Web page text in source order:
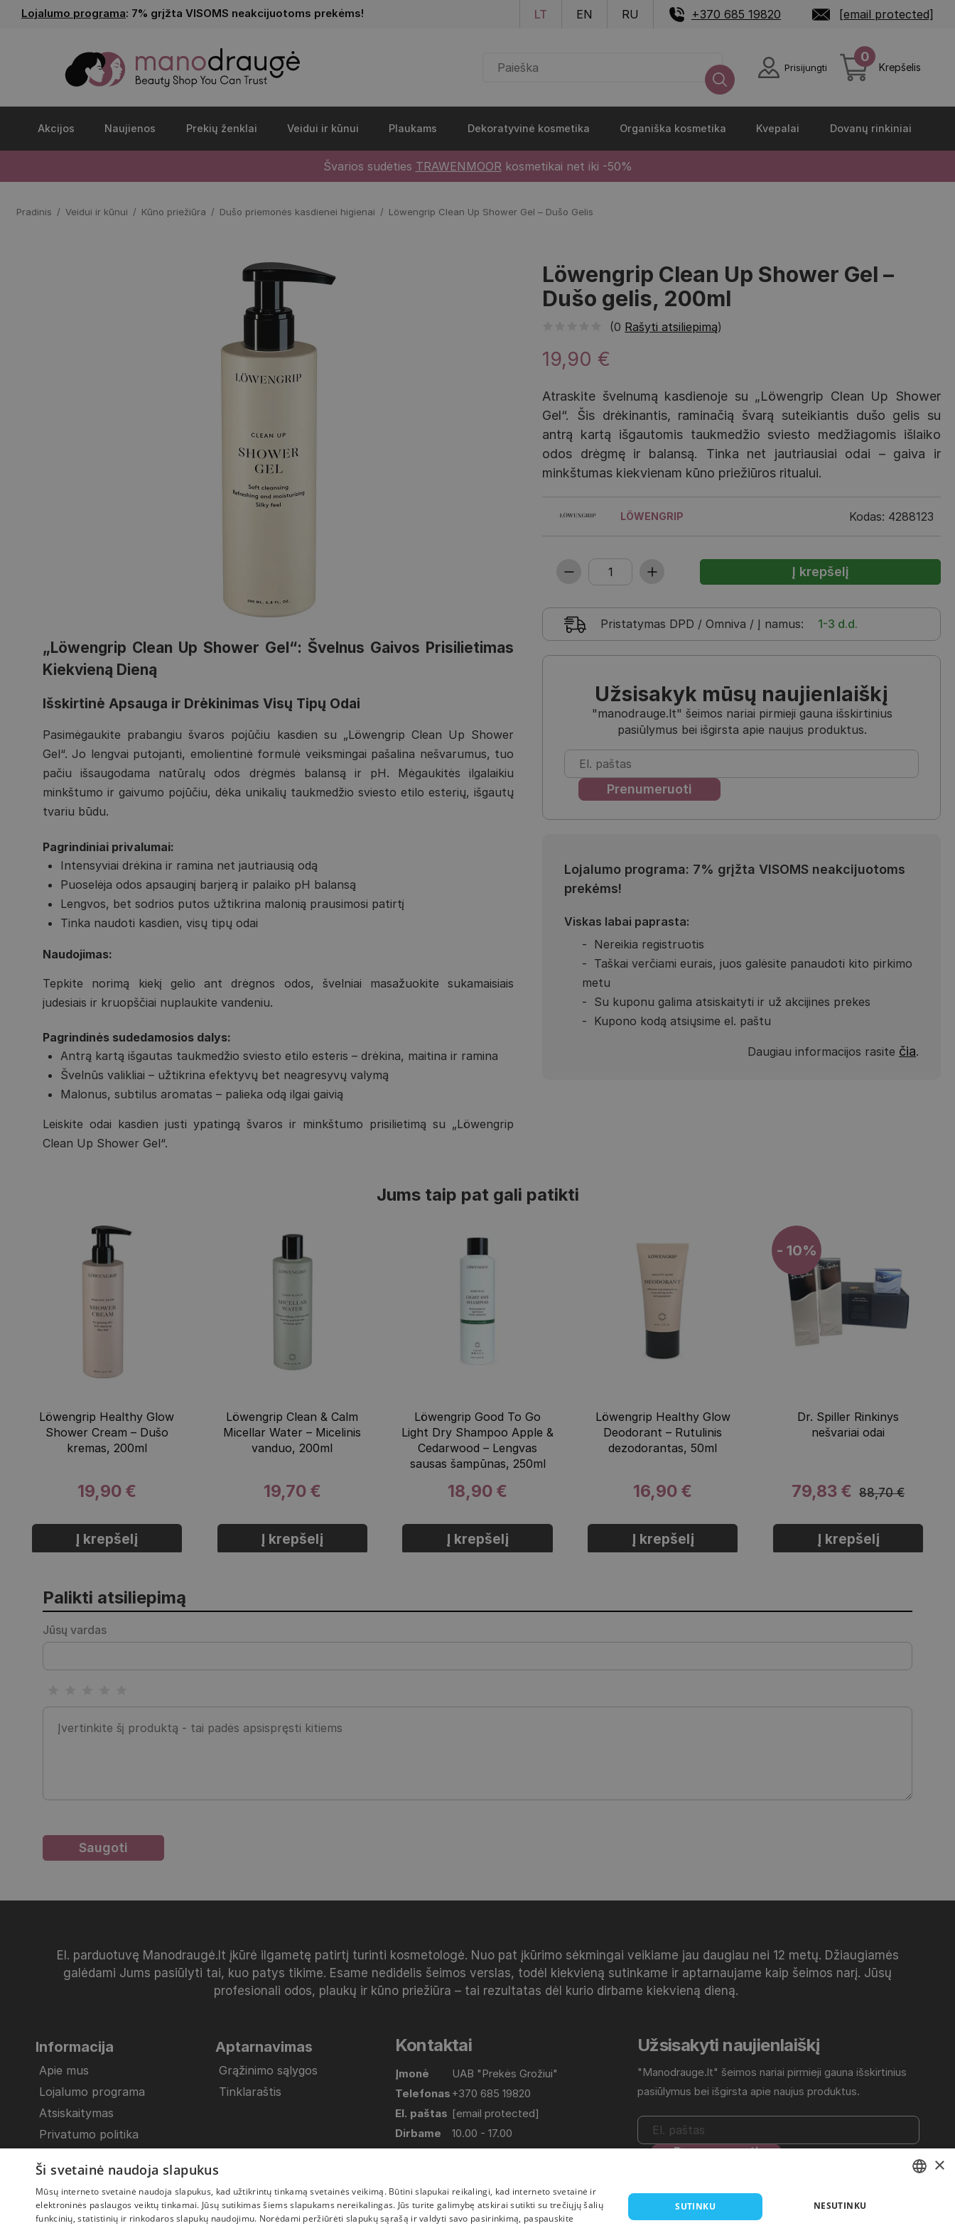
Pereiti į pagrindinį turinį
Lojalumo programa: 7% grįžta VISOMS neakcijuotoms prekėms! LT EN RU +370 685 19820 [email protected]
Prisijungti
0
Krepšelis
Akcijos Naujienos Prekių ženklai Veidui ir kūnui Plaukams Dekoratyvinė kosmetika Organiška kosmetika Kvepalai Dovanų rinkiniai
Švarios sudėties TRAWENMOOR kosmetikai net iki -50%
Pradinis Veidui ir kūnui Kūno priežiūra Dušo priemonės kasdienei higienai Löwengrip Clean Up Shower Gel – Dušo Gelis
Löwengrip Clean Up Shower Gel –
Dušo gelis, 200ml
(0 Rašyti atsiliepimą)
19,90 €
Atraskite švelnumą kasdienoje su „Löwengrip Clean Up Shower
Gel“. Šis drėkinantis, raminačią švarą suteikiantis dušo gelis su
antrą kartą išgautomis taukmedžio sviesto medžiagomis išlaiko
odos drėgmę ir balansą. Tinka net jautriausiai odai – gaiva ir
minkštumas kiekvienam kūno priežiūros ritualui.
LÖWENGRIP Kodas: 4288123
Pristatymas DPD / Omniva / Į namus: 1-3 d.d.
Užsisakyk mūsų naujienlaiškį
"manodrauge.lt" šeimos nariai pirmieji gauna išskirtinius
pasiūlymus bei išgirsta apie naujus produktus.
Lojalumo programa: 7% grįžta VISOMS neakcijuotoms
prekėms!
Viskas labai paprasta:
Nereikia registruotis
Taškai verčiami eurais, juos galėsite panaudoti kito pirkimo
metu
Su kuponu galima atsiskaityti ir už akcijines prekes
Kupono kodą atsiųsime el. paštu
Daugiau informacijos rasite čia.
„Löwengrip Clean Up Shower Gel“: Švelnus Gaivos Prisilietimas
Kiekvieną Dieną
Išskirtinė Apsauga ir Drėkinimas Visų Tipų Odai
Pasimėgaukite prabangiu švaros pojūčiu kasdien su „Löwengrip Clean Up Shower
Gel“. Jo lengvai putojanti, emolientinė formulė veiksmingai pašalina nešvarumus, tuo
pačiu išsaugodama natūralų odos drėgmės balansą ir pH. Mėgaukitės ilgalaikiu
minkštumo ir gaivumo pojūčiu, dėka unikalių taukmedžio sviesto etilo esterių, išgautų
tvariu būdu.
Pagrindiniai privalumai:
Intensyviai drėkina ir ramina net jautriausią odą
Puoselėja odos apsauginį barjerą ir palaiko pH balansą
Lengvos, bet sodrios putos užtikrina malonią prausimosi patirtį
Tinka naudoti kasdien, visų tipų odai
Naudojimas:
Tepkite norimą kiekį gelio ant drėgnos odos, švelniai masažuokite sukamaisiais
judesiais ir kruopščiai nuplaukite vandeniu.
Pagrindinės sudedamosios dalys:
Antrą kartą išgautas taukmedžio sviesto etilo esteris – drėkina, maitina ir ramina
Švelnūs valikliai – užtikrina efektyvų bet neagresyvų valymą
Malonus, subtilus aromatas – palieka odą ilgai gaivią
Leiskite odai kasdien justi ypatingą švaros ir minkštumo prisilietimą su „Löwengrip
Clean Up Shower Gel“.
Jums taip pat gali patikti
Löwengrip Healthy Glow
Shower Cream – Dušo
kremas, 200ml
19,90 €
Į krepšelį
Löwengrip Clean & Calm
Micellar Water – Micelinis
vanduo, 200ml
19,70 €
Į krepšelį
Löwengrip Good To Go
Light Dry Shampoo Apple &
Cedarwood – Lengvas
sausas šampūnas, 250ml
18,90 €
Į krepšelį
Löwengrip Healthy Glow
Deodorant – Rutulinis
dezodorantas, 50ml
16,90 €
Į krepšelį
Dr. Spiller Rinkinys
nešvariai odai
79,83 € 88,70 €
Į krepšelį
- 10%
Palikti atsiliepimą
Jūsų vardas
El. parduotuvę Manodraugė.lt įkūrė ilgametę patirtį turinti kosmetologė. Nuo pat įkūrimo sėkmingai veikiame jau daugiau nei 12 metų. Džiaugiamės
galėdami Jums pasiūlyti tai, kuo patys tikime. Esame nedidelis šeimos verslas, todėl kiekvieną sutinkame ir aptarnaujame kaip šeimos narį. Jūsų
profesionali odos, plaukų ir kūno priežiūra – tai rezultatas dėl kurio dirbame kiekvieną dieną.
Užsisakyti naujienlaiškį
"Manodrauge.lt" šeimos nariai pirmieji gauna išskirtinius
pasiūlymus bei išgirsta apie naujus produktus.
Kontaktai
Įmonė
UAB "Prekės Grožiui"
Telefonas +370 685 19820
El. paštas [email protected]
Dirbame
10.00 - 17.00
(Pirmadienis-Penktadienis)
Informacija
Apie mus
Lojalumo programa
Atsiskaitymas
Privatumo politika
Bendrosios nuostatos
Slapukų politika
Aptarnavimas
Grąžinimo sąlygos
Tinklaraštis
×
Ši svetainė naudoja slapukus
Mūsų interneto svetainė naudoja slapukus, kad užtikrintų tinkamą svetainės veikimą. Būtini slapukai reikalingi, kad interneto svetainė ir
elektroninės paslaugos veiktų tinkamai. Jūsų sutikimas šiems slapukams nereikalingas. Jūs turite galimybę atskirai sutikti su trečiųjų šalių
funkcinių, statistinių ir rinkodaros slapukų naudojimu. Norėdami peržiūrėti slapukų sąrašą ir valdyti savo pasirinkimą, paspauskite
SUTINKU NESUTINKU